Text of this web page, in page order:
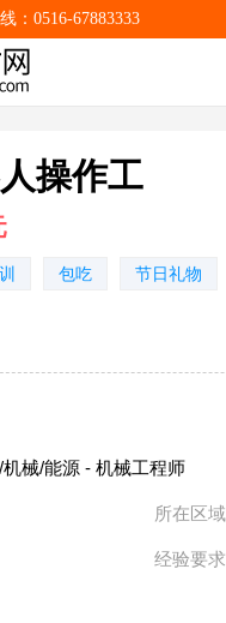
：0516-67883333
操作工
包吃 节日礼物
机械/能源 - 机械工程师
所在区域
经验要求